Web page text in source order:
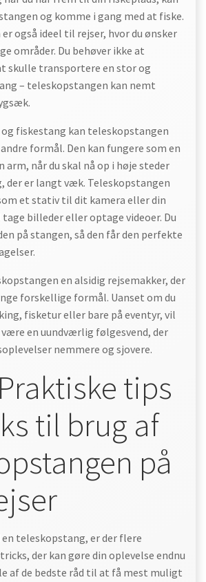
og komme i gang med at fiske.
også ideel til rejser, hvor du ønsker
områder. Du behøver ikke at
skulle transportere en stor og
– teleskopstangen kan nemt
fiskestang kan teleskopstangen
formål. Den kan fungere som en
når du skal nå op i høje steder
der er langt væk. Teleskopstangen
et stativ til dit kamera eller din
billeder eller optage videoer. Du
på stangen, så den får den perfekte
en alsidig rejsemakker, der
forskellige formål. Uanset om du
fisketur eller bare på eventyr, vil
en uundværlig følgesvend, der
nemmere og sjovere.
tips
til brug af
på
en teleskopstang, er der flere
der kan gøre din oplevelse endnu
af de bedste råd til at få mest muligt